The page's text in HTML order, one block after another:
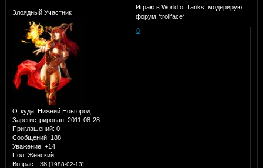
Злоядный Участник
Откуда: Нижний Новгород
Зарегистрирован: 2011-08-28
Приглашений: 0
Сообщений: 188
Уважение: +14
Пол: Женский
Возраст: 38 [1988-02-13]
Играю в World of Tanks, модерирую
форум *trollface*
0